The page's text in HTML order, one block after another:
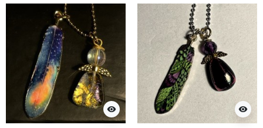
visibility visibility